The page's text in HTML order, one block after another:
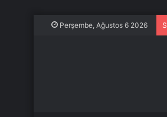
Perşembe, Ağustos 6 2026